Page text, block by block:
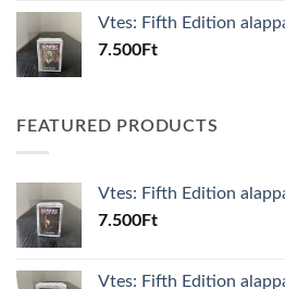
Vtes: Fifth Edition
7.500Ft
FEATURED PRODUCTS
Vtes: Fifth Edition
7.500Ft
Vtes: Fifth Edition